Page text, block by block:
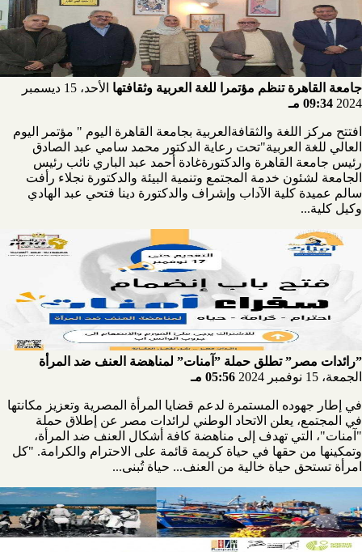
جامعة القاهرة تنظم مؤتمرا للغة العربية وثقافتها
الأحد، 15 ديسمبر
2024 09:34 مـ
افتتح مركز اللغة والثقافةالعربية بجامعة القاهرة اليوم " مؤتمر اليوم
العالي للغة العربية"تحت رعاية الدكتور محمد سامي عبد الصادق
رئيس جامعة القاهرة والدكتورةغادة أحمد عبد الباري نائب رئيس
الجامعة لشئون خدمة المجتمع وتنمية البيئة والدكتورة نجلاء رأفت
سالم عميدة كلية الآداب وإشراف والدكتورة دينا فتحي عبد الهادي
وكيل كلية...
”رائدات مصر” تطلق حملة ”آمنات” لمناهضة العنف ضد المرأة
الجمعة، 15 نوفمبر 2024
05:56 مـ
في إطار جهوده المستمرة لدعم قضايا المرأة المصرية وتعزيز مكانتها
في المجتمع، يعلن الاتحاد الوطني لرائدات مصر عن إطلاق حملة
"آمنات"، التي تهدف إلى مناهضة كافة أشكال العنف ضد المرأة،
وتمكينها من حقها في حياة كريمة قائمة على الاحترام والكرامة. "كل
امرأة تستحق حياة خالية من العنف... حياة تُبنى...